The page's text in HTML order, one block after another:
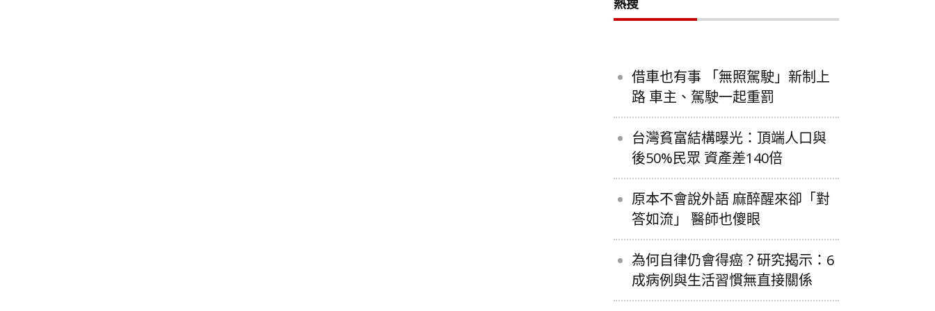
熱搜
借車也有事 「無照駕駛」新制上
路 車主、駕駛一起重罰
台灣貧富結構曝光：頂端人口與
後50%民眾 資產差140倍
原本不會說外語 麻醉醒來卻「對
答如流」 醫師也傻眼
為何自律仍會得癌？研究揭示：6
成病例與生活習慣無直接關係